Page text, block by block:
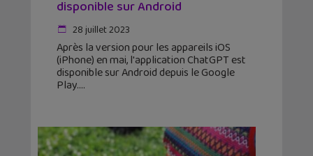
disponible sur Android
28 juillet 2023
Après la version pour les appareils iOS
(iPhone) en mai, l'application ChatGPT est
disponible sur Android depuis le Google
Play.